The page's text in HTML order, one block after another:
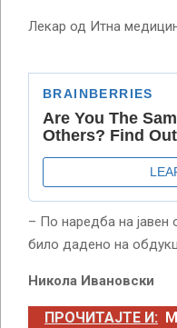
Лекар од Итна
– По наредба на јавен
било дадено на
Никола Ивановски
ПРОЧИТАЈТЕ И: